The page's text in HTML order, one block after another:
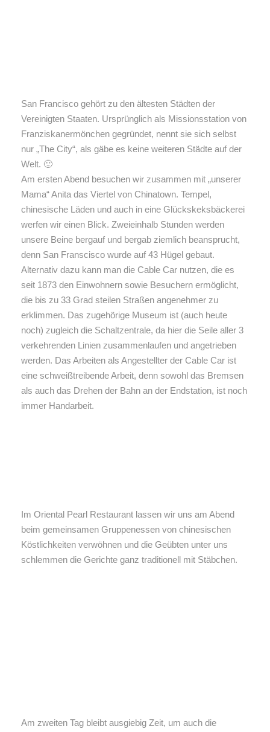
San Francisco gehört zu den ältesten Städten der
Vereinigten Staaten. Ursprünglich als Missionsstation von
Franziskanermönchen gegründet, nennt sie sich selbst
nur „The City“, als gäbe es keine weiteren Städte auf der
Welt. 🙂
Am ersten Abend besuchen wir zusammen mit „unserer
Mama“ Anita das Viertel von Chinatown. Tempel,
chinesische Läden und auch in eine Glückskeksbäckerei
werfen wir einen Blick. Zweieinhalb Stunden werden
unsere Beine bergauf und bergab ziemlich beansprucht,
denn San Franscisco wurde auf 43 Hügel gebaut.
Alternativ dazu kann man die Cable Car nutzen, die es
seit 1873 den Einwohnern sowie Besuchern ermöglicht,
die bis zu 33 Grad steilen Straßen angenehmer zu
erklimmen. Das zugehörige Museum ist (auch heute
noch) zugleich die Schaltzentrale, da hier die Seile aller 3
verkehrenden Linien zusammenlaufen und angetrieben
werden. Das Arbeiten als Angestellter der Cable Car ist
eine schweißtreibende Arbeit, denn sowohl das Bremsen
als auch das Drehen der Bahn an der Endstation, ist noch
immer Handarbeit.
Im Oriental Pearl Restaurant lassen wir uns am Abend
beim gemeinsamen Gruppenessen von chinesischen
Köstlichkeiten verwöhnen und die Geübten unter uns
schlemmen die Gerichte ganz traditionell mit Stäbchen.
Am zweiten Tag bleibt ausgiebig Zeit, um auch die